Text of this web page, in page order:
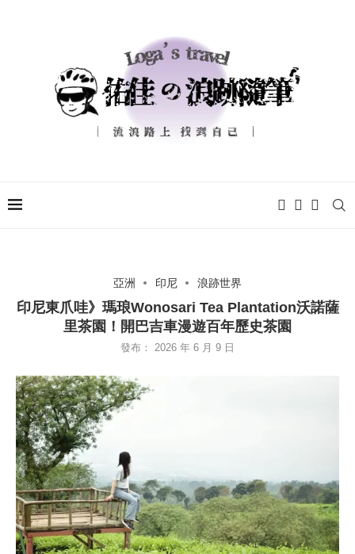
亞洲 印尼 浪跡世界
印尼東爪哇》瑪琅Wonosari Tea Plantation沃諾薩
里茶園！開巴吉車漫遊百年歷史茶園
發布： 2026 年 6 月 9 日